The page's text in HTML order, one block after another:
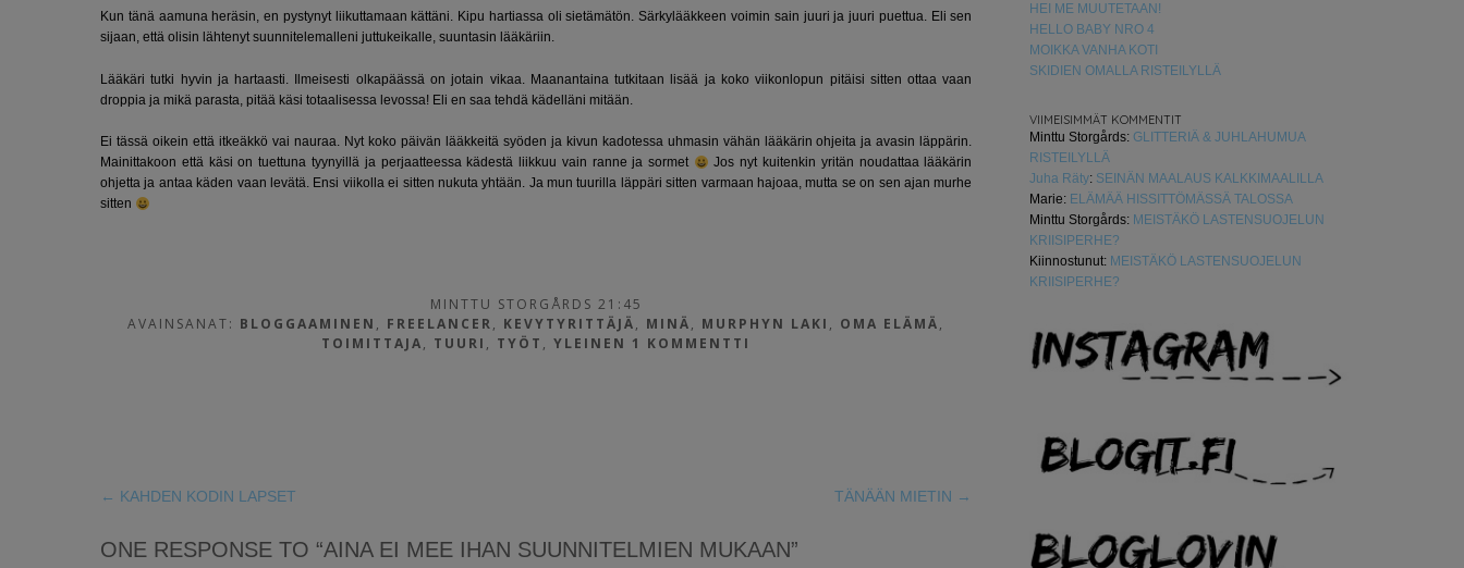
Kun tänä aamuna heräsin, en pystynyt liikuttamaan kättäni. Kipu hartiassa oli sietämätön. Särkylääkkeen voimin sain juuri ja juuri puettua. Eli sen
sijaan, että olisin lähtenyt suunnitelemalleni juttukeikalle, suuntasin lääkäriin.
Lääkäri tutki hyvin ja hartaasti. Ilmeisesti olkapäässä on jotain vikaa. Maanantaina tutkitaan lisää ja koko viikonlopun pitäisi sitten ottaa vaan
droppia ja mikä parasta, pitää käsi totaalisessa levossa! Eli en saa tehdä kädelläni mitään.
Ei tässä oikein että itkeäkkö vai nauraa. Nyt koko päivän lääkkeitä syöden ja kivun kadotessa uhmasin vähän lääkärin ohjeita ja avasin läppärin.
Mainittakoon että käsi on tuettuna tyynyillä ja perjaatteessa kädestä liikkuu vain ranne ja sormet
Jos nyt kuitenkin yritän noudattaa lääkärin
ohjetta ja antaa käden vaan levätä. Ensi viikolla ei sitten nukuta yhtään. Ja mun tuurilla läppäri sitten varmaan hajoaa, mutta se on sen ajan murhe
sitten
MINTTU STORGÅRDS 21:45
AVAINSANAT: BLOGGAAMINEN , FREELANCER, KEVYTYRITTÄJÄ, MINÄ, MURPHYN LAKI , OMA ELÄMÄ,
TOIMITTAJA, TUURI , TYÖT ,YLEINEN 1 KOMMENTTI
← KAHDEN KODIN LAPSET TÄNÄÄN MIETIN →
ONE RESPONSE TO “AINA EI MEE IHAN SUUNNITELMIEN MUKAAN”
HEI ME MUUTETAAN!
HELLO BABY NRO 4
MOIKKA VANHA KOTI
SKIDIEN OMALLA RISTEILYLLÄ
VIIMEISIMMÄT KOMMENTIT
Minttu Storgårds: GLITTERIÄ & JUHLAHUMUA
RISTEILYLLÄ
Juha Räty: SEINÄN MAALAUS KALKKIMAALILLA
Marie: ELÄMÄÄ HISSITTÖMÄSSÄ TALOSSA
Minttu Storgårds: MEISTÄKÖ LASTENSUOJELUN
KRIISIPERHE?
Kiinnostunut: MEISTÄKÖ LASTENSUOJELUN
KRIISIPERHE?